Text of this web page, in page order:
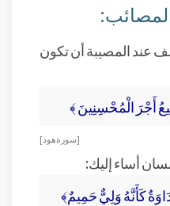
عند المصيبة أن تكون
أَجْرَ الْمُحْسِنِينَ ﴾
[ سورة هود]
أساء إليك:
كَأَنَّهُ وَلِيٌّ حَمِيمٌ﴾